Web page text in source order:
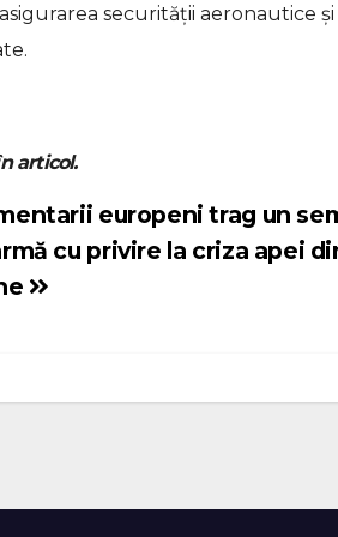
securității aeronautice şi
articol.
europeni trag un
cu privire la criza apei